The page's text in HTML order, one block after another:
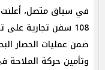
في سياق متصل، أعلنت
ضمن عمليات الحصار
وتأمين حركة الملاحة